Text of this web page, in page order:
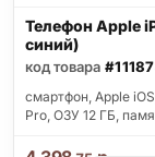
Телефон Apple
синий)
код товара
смартфон, Apple
Pro, ОЗУ 12 ГБ,